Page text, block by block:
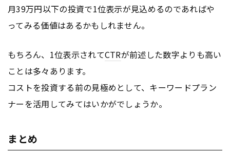
月39万円以下の投資で1位表示が見込めるのであればや
ってみる価値はあるかもしれません。
もちろん、1位表示されてCTRが前述した数字よりも高い
ことは多々あります。
コストを投資する前の見極めとして、キーワードプラン
ナーを活用してみてはいかがでしょうか。
まとめ